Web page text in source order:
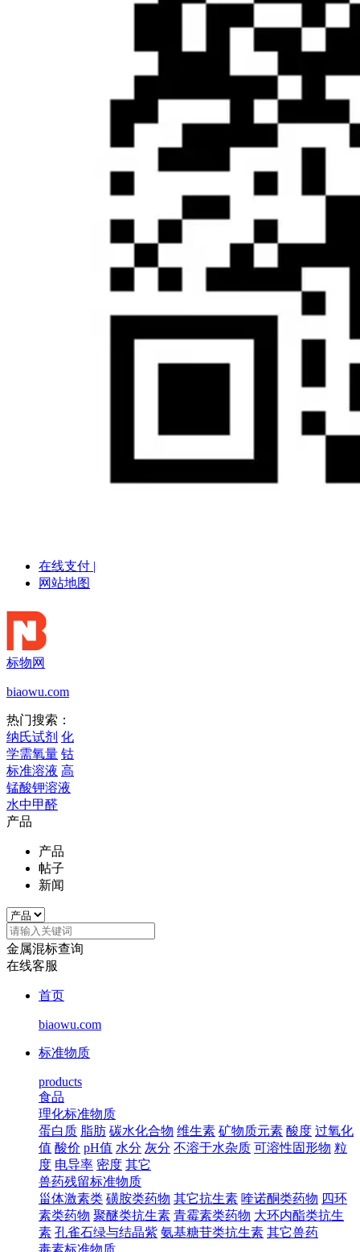
在线支付 |
网站地图
标物网
biaowu.com
热门搜索：
纳氏试剂 化
学需氧量 钴
标准溶液 高
锰酸钾溶液
水中甲醛
产品
产品
帖子
新闻
金属混标查询
在线客服
首页
biaowu.com
标准物质
products
食品
理化标准物质
蛋白质 脂肪 碳水化合物 维生素 矿物质元素 酸度 过氧化
值 酸价 pH值 水分 灰分 不溶于水杂质 可溶性固形物 粒
度 电导率 密度 其它
兽药残留标准物质
甾体激素类 磺胺类药物 其它抗生素 喹诺酮类药物 四环
素类药物 聚醚类抗生素 青霉素类药物 大环内酯类抗生
素 孔雀石绿与结晶紫 氨基糖苷类抗生素 其它兽药
毒素标准物质